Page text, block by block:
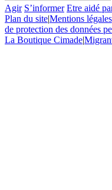
Agir S’informer Etre aidé
Plan du site|Mentions légales
de protection des données
La Boutique Cimade|